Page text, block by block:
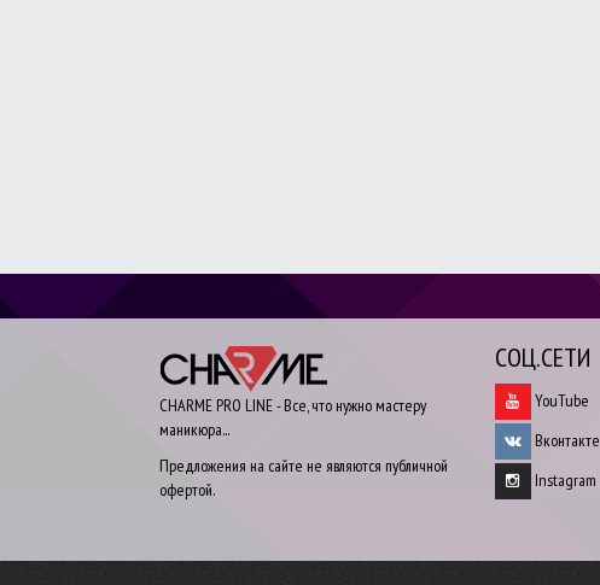
CHARME PRO LINE - Все, что нужно мастеру
маникюра...
Предложения на сайте не являются публичной
офертой.
СОЦ.СЕТИ
YouTube
Вконтакте
Instagram